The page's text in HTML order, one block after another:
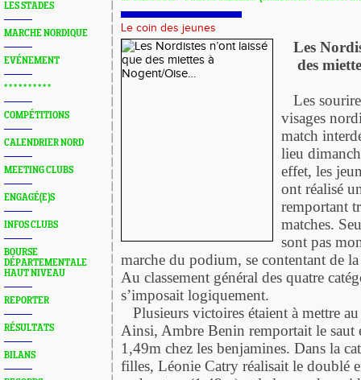
LES STADES
MARCHE NORDIQUE
EVÉNEMENT
* * * * * * * * * *
COMPÉTITIONS
CALENDRIER NORD
MEETING CLUBS
ENGAGÉ(E)S
INFOS CLUBS
BOURSE
DÉPARTEMENTALE
HAUT NIVEAU
REPORTER
RÉSULTATS
BILANS
Le coin des jeunes
Les
des
Les
visages
match
lieu
effet, les
ont réalisé
remportant
matches.
sont pas
marche du podium, se contentant de
Au classement général des quatre
s’imposait logiquement.
Plusieurs victoires étaient à mettre
Ainsi, Ambre Benin remportait le saut
1,49m chez les benjamines. Dans la
filles, Léonie Catry réalisait le doublé